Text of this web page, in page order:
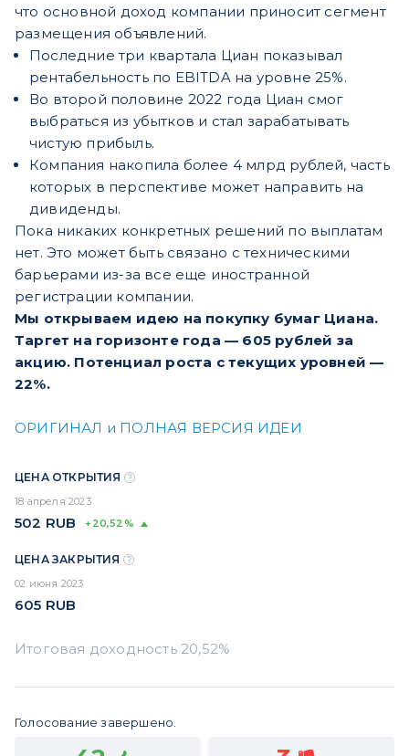
что основной доход компании приносит сегмент
размещения объявлений.
Последние три квартала Циан показывал
рентабельность по EBITDA на уровне 25%.
Во второй половине 2022 года Циан смог
выбраться из убытков и стал зарабатывать
чистую прибыль.
Компания накопила более 4 млрд рублей, часть
которых в перспективе может направить на
дивиденды.
Пока никаких конкретных решений по выплатам
нет. Это может быть связано с техническими
барьерами из-за все еще иностранной
регистрации компании.
Мы открываем идею на покупку бумаг Циана.
Таргет на горизонте года — 605 рублей за
акцию. Потенциал роста с текущих уровней —
22%.
ОРИГИНАЛ и ПОЛНАЯ ВЕРСИЯ ИДЕИ
ЦЕНА ОТКРЫТИЯ
18 апреля 2023
502 RUB +20,52%
ЦЕНА ЗАКРЫТИЯ
02 июня 2023
605 RUB
Голосование завершено.